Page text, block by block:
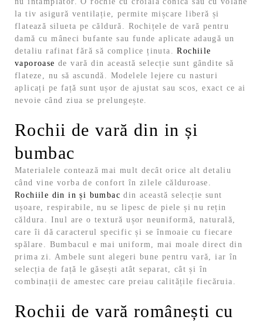
la tiv asigură ventilație, permite mișcare liberă și
flatează silueta pe căldură. Rochițele de vară pentru
damă cu mâneci bufante sau funde aplicate adaugă un
detaliu rafinat fără să complice ținuta.
Rochiile
vaporoase de vară din această selecție sunt gândite să
flateze, nu să ascundă. Modelele lejere cu nasturi
aplicați pe față sunt ușor de ajustat sau scos, exact ce ai
nevoie când ziua se prelungește.
Rochii de vară din in și
bumbac
Materialele contează mai mult decât orice alt detaliu
când vine vorba de confort în zilele călduroase.
Rochiile din in și bumbac din această selecție sunt
ușoare, respirabile, nu se lipesc de piele și nu rețin
căldura.
Inul are o textură ușor neuniformă, naturală,
care îi dă caracterul specific și se înmoaie cu fiecare
spălare. Bumbacul e mai uniform, mai moale direct din
prima zi. Ambele sunt alegeri bune pentru vară, iar în
selecția de față le găsești atât separat, cât și în
combinații de amestec care preiau calitățile fiecăruia.
Rochii de vară românești cu